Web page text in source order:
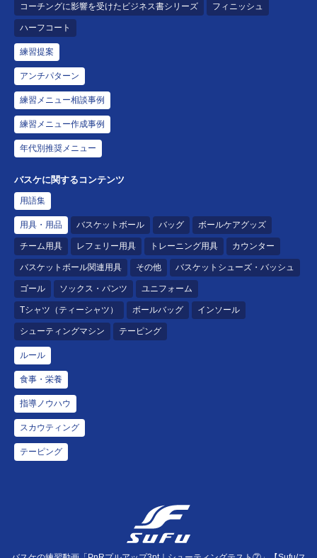
コーチングに影響を受けたビジネス書シリーズ フィニッシュ
ハーフコート
練習提案
アンチパターン
練習メニュー相談事例
練習メニュー作成事例
年代別推奨メニュー
バスケに関するコンテンツ
用語集
用具・用品 バスケットボール バッグ ボールケアグッズ
チーム用具 レフェリー用具 トレーニング用具 カウンター
バスケットボール関連用具 その他 バスケットシューズ・バッシュ
ゴール ソックス・パンツ ユニフォーム
Tシャツ（ティーシャツ） ボールバッグ インソール
シューティングマシン テーピング
ルール
食事・栄養
指導ノウハウ
スカウティング
テーピング